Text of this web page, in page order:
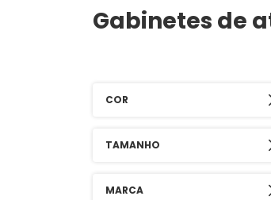
Gabinetes de
COR
TAMANHO
MARCA